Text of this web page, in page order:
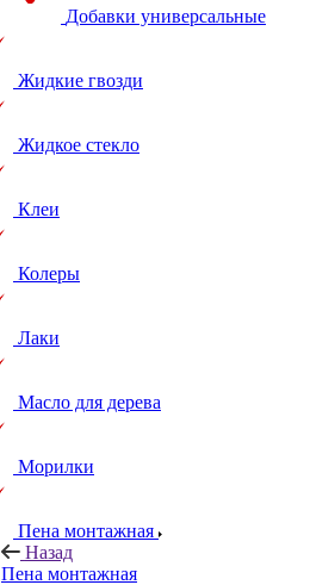
Добавки универсальные
Жидкие гвозди
Жидкое стекло
Клеи
Колеры
Лаки
Масло для дерева
Морилки
Пена монтажная
Назад
Пена монтажная